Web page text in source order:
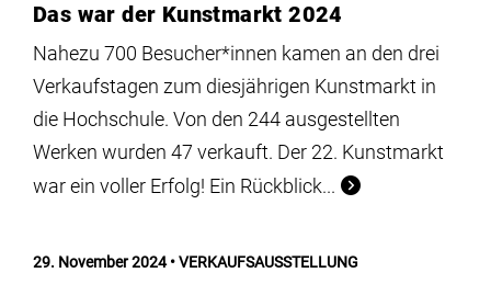
Das war der Kunstmarkt 2024
Nahezu 700 Besucher*innen kamen an den drei
Verkaufstagen zum diesjährigen Kunstmarkt in
die Hochschule. Von den 244 ausgestellten
Werken wurden 47 verkauft. Der 22. Kunstmarkt
war ein voller Erfolg! Ein Rückblick...
29. November 2024 VERKAUFSAUSSTELLUNG